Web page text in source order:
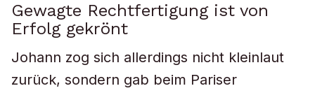
Gewagte Rechtfertigung ist von
Erfolg gekrönt
Johann zog sich allerdings nicht kleinlaut
zurück, sondern gab beim Pariser